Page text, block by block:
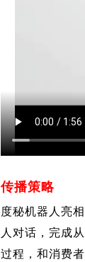
传播策略
度秘机器人亮
人对话，完成
过程，和消费